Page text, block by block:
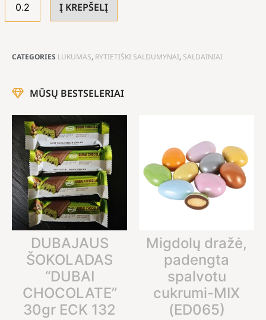
Į KREPŠELĮ
CATEGORIES LUKUMAS, RYTIETIŠKI SALDUMYNAI, SALDAINIAI
MŪSŲ BESTSELERIAI
DUBAJAUS
ŠOKOLADAS
“DUBAI
CHOCOLATE”
30gr ECK 132
Migdolų dražė,
padengta
spalvotu
cukrumi-MIX
(ED065)